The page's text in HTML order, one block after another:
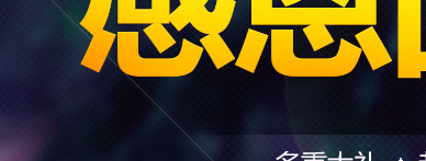
我的足迹： 梦幻西游电脑版